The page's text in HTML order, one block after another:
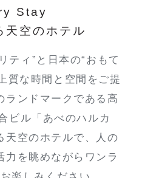
Stay
天空のホテル
ティ”と日本の“おもて
上質な時間と空間をご提
ランドマークである高
ビル「あべのハルカ
空のホテルで、
人の
力を眺めながらワンラ